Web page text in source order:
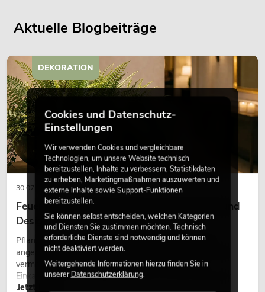
Aktuelle Blogbeiträge
30.07.2026
Feuerhemmende Kunstpflanzen: Sicherheit und
Design perfekt kombiniert
Pflanzen machen Räume lebendig. Sie schaffen eine
angenehme Atmosphäre, verbessern das Ambiente und
vermitteln Natürlichkeit. Ob in Hotels, Restaurants,
Einkaufszentren, Bürogebäuden oder auf Messeständen:
eine hochwertige Begrünung gehört heute längst zum
Jetzt lesen
DEKORATION
Cookies und Datenschutz-
Einstellungen
Wir verwenden Cookies und vergleichbare
Technologien, um unsere Website technisch
bereitzustellen, Inhalte zu verbessern, Statistikdaten
zu erheben, Marketingmaßnahmen auszuwerten und
externe Inhalte sowie Support-Funktionen
bereitzustellen.
Sie können selbst entscheiden, welchen Kategorien
und Diensten Sie zustimmen möchten. Technisch
erforderliche Dienste sind notwendig und können
nicht deaktiviert werden.
Weitergehende Informationen hierzu finden Sie in
unsererDatenschutzerklärung.